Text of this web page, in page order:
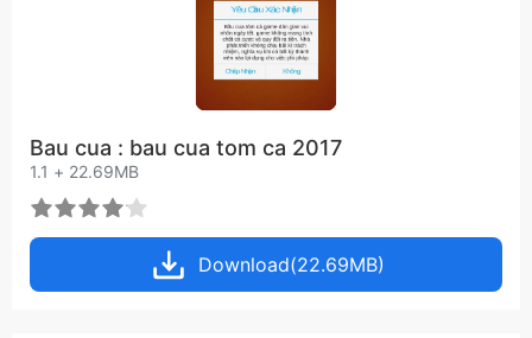
Bau cua : bau cua tom ca 2017
1.1 + 22.69MB
Download(22.69MB)